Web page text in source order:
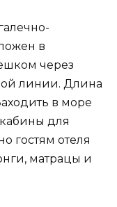
в
через
линии. Длина
в море
для
гостям отеля
матрацы и